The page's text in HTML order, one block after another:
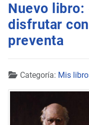
Nuevo libro:
disfrutar
preventa
Detalles
Categoría: Mis